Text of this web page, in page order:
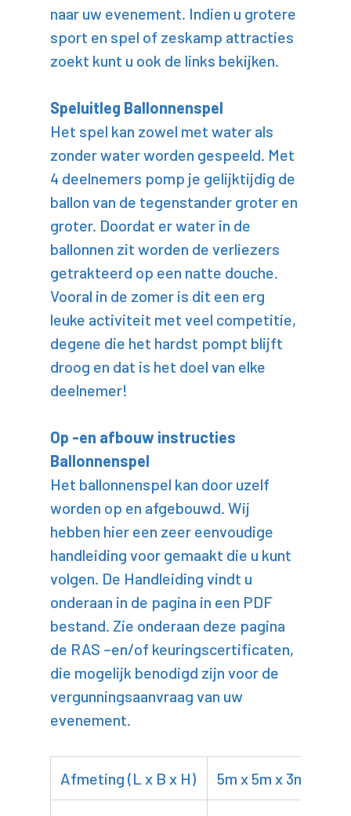
naar uw evenement. Indien u grotere
sport en spel of zeskamp attracties
zoekt kunt u ook de links bekijken.
Speluitleg Ballonnenspel
Het spel kan zowel met water als
zonder water worden gespeeld. Met
4 deelnemers pomp je gelijktijdig de
ballon van de tegenstander groter en
groter. Doordat er water in de
ballonnen zit worden de verliezers
getrakteerd op een natte douche.
Vooral in de zomer is dit een erg
leuke activiteit met veel competitie,
degene die het hardst pompt blijft
droog en dat is het doel van elke
deelnemer!
Op -en afbouw instructies
Ballonnenspel
Het ballonnenspel kan door uzelf
worden op en afgebouwd. Wij
hebben hier een zeer eenvoudige
handleiding voor gemaakt die u kunt
volgen. De Handleiding vindt u
onderaan in de pagina in een PDF
bestand. Zie onderaan deze pagina
de RAS –en/of keuringscertificaten,
die mogelijk benodigd zijn voor de
vergunningsaanvraag van uw
evenement.
Afmeting (L x B x H) 5m x 5m x 3m